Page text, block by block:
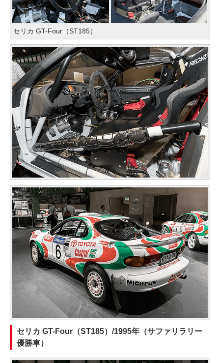
セリカ GT-Four（ST185）
セリカ GT-Four（ST185）/1995年（サファリラリー
優勝車）